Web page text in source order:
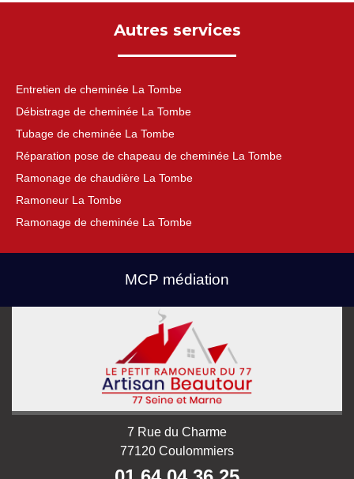
Autres services
Entretien de cheminée La Tombe
Débistrage de cheminée La Tombe
Tubage de cheminée La Tombe
Réparation pose de chapeau de cheminée La Tombe
Ramonage de chaudière La Tombe
Ramoneur La Tombe
Ramonage de cheminée La Tombe
MCP médiation
7 Rue du Charme
77120 Coulommiers